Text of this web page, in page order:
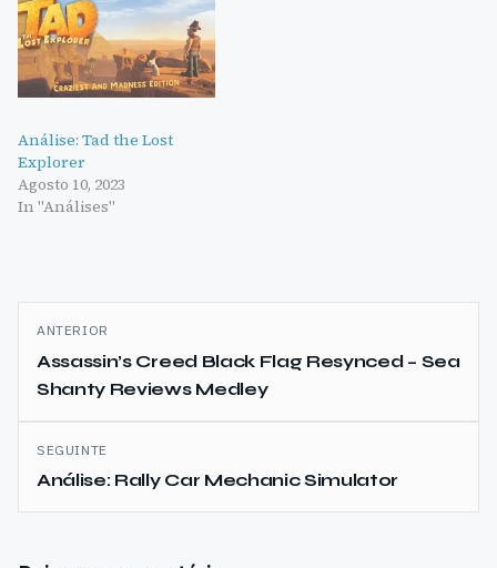
Análise: Tad the Lost
Explorer
Agosto 10, 2023
In "Análises"
Navegação
de
artigos
ANTERIOR
Assassin’s Creed Black Flag Resynced – Sea
Shanty Reviews Medley
SEGUINTE
Análise: Rally Car Mechanic Simulator